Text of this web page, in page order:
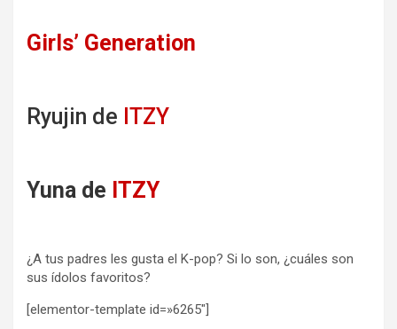
Girls’ Generation
Ryujin de ITZY
Yuna de ITZY
¿A tus padres les gusta el K-pop? Si lo son, ¿cuáles son
sus ídolos favoritos?
[elementor-template id=»6265″]